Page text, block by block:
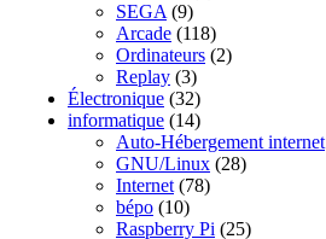
SEGA (9)
Arcade (118)
Ordinateurs (2)
Replay (3)
Électronique (32)
informatique (14)
Auto-Hébergement internet
GNU/Linux (28)
Internet (78)
bépo (10)
Raspberry Pi (25)